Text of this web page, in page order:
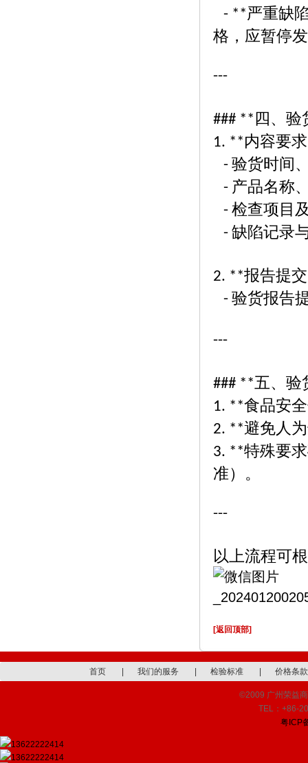
- **严重缺
格，应暂停
---
### **四、验
1. **内容要求
- 验货时间
- 产品名称
- 检查项目
- 缺陷记录
2. **报告提交
- 验货报告
---
### **五、验
1. **食品安
2. **避免人
3. **特殊要
准）。
---
以上流程可
[返回顶部]
首页 我们的服务 检验标准 价格条款
©2009 广州荣益
TEL：+86-
粤ICP
13622222414
13622222414